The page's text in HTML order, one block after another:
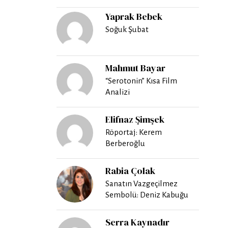
Yaprak Bebek
Soğuk Şubat
Mahmut Bayar
“Serotonin” Kısa Film
Analizi
Elifnaz Şimşek
Röportaj: Kerem
Berberoğlu
Rabia Çolak
Sanatın Vazgeçilmez
Sembolü: Deniz Kabuğu
Serra Kaynadır